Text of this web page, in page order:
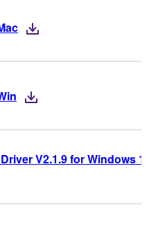
V2.1.9 for Windows 11/